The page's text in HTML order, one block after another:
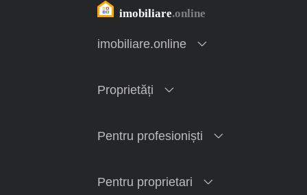
imobiliare.online
Proprietăți
Pentru profesioniști
Pentru proprietari